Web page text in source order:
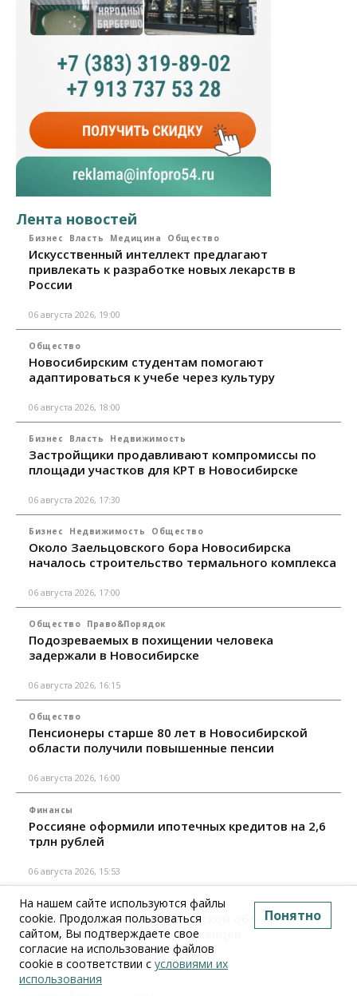
Лента новостей
Бизнес Власть Медицина Общество
Искусственный интеллект предлагают
привлекать к разработке новых лекарств в
России
06 августа 2026, 19:00
Общество
Новосибирским студентам помогают
адаптироваться к учебе через культуру
06 августа 2026, 18:00
Бизнес Власть Недвижимость
Застройщики продавливают компромиссы по
площади участков для КРТ в Новосибирске
06 августа 2026, 17:30
Бизнес Недвижимость Общество
Около Заельцовского бора Новосибирска
началось строительство термального комплекса
06 августа 2026, 17:00
Общество Право&Порядок
Подозреваемых в похищении человека
задержали в Новосибирске
06 августа 2026, 16:15
Общество
Пенсионеры старше 80 лет в Новосибирской
области получили повышенные пенсии
06 августа 2026, 16:00
Финансы
Россияне оформили ипотечных кредитов на 2,6
трлн рублей
06 августа 2026, 15:53
Власть
Думская гонка в Новосибирской области
обойдется без самовыдвиженцев
06 августа 2026, 15:00
На нашем сайте используются файлы
cookie. Продолжая пользоваться
сайтом, Вы подтверждаете свое
согласие на использование файлов
cookie в соответствии с условиями их
использования
Понятно